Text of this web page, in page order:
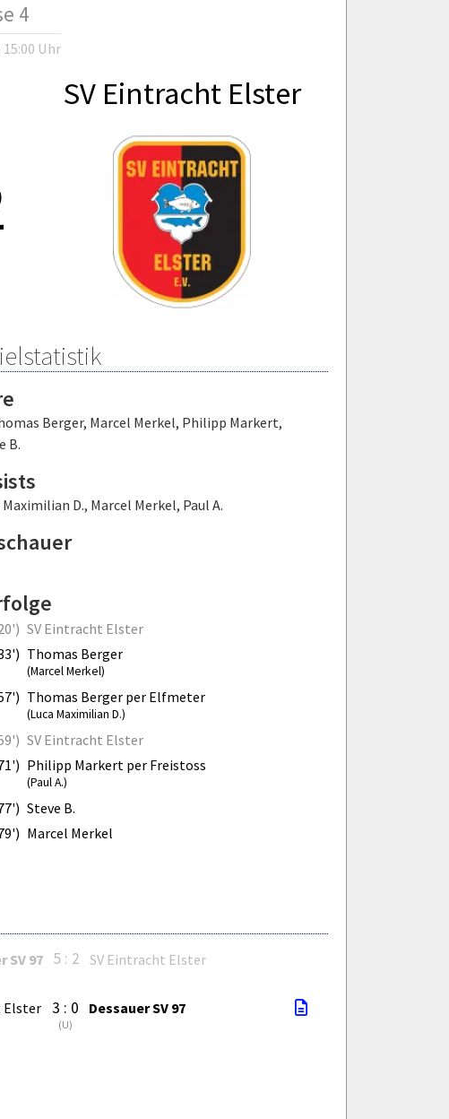
4
15:00 Uhr
SV Eintracht Elster
Berger, Marcel Merkel, Philipp Markert,
B.
Maximilian D., Marcel Merkel, Paul A.
SV Eintracht Elster
Thomas Berger
(Marcel Merkel)
Thomas Berger per Elfmeter
(Luca Maximilian D.)
SV Eintracht Elster
Philipp Markert per Freistoss
(Paul A.)
Steve B.
Marcel Merkel
SV 97 5 : 2 SV Eintracht Elster
Elster 3 : 0
(U)
Dessauer SV 97